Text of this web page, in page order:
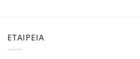
ΕΤΑΙΡΕΙΑ